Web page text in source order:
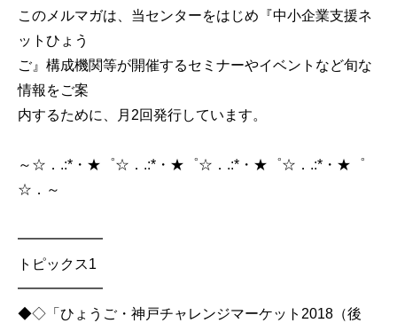
このメルマガは、当センターをはじめ『中小企業支援ネ
ットひょう
ご』構成機関等が開催するセミナーやイベントなど旬な
情報をご案
内するために、月2回発行しています。
～☆．.:*・★゜☆．.:*・★゜☆．.:*・★゜☆．.:*・★゜
☆．～
━━━━━━
トピックス1
━━━━━━
◆◇「ひょうご・神戸チャレンジマーケット2018（後